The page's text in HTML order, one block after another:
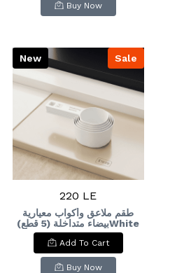
Buy Now
Sale
New
220 LE
طقم ملاعق وأكواب معيارية
بيضاء متداخلة (5 قطع)White
Nesting Measuring
Spoons & Cups Set (5
Pcs)
Add To Cart
Buy Now